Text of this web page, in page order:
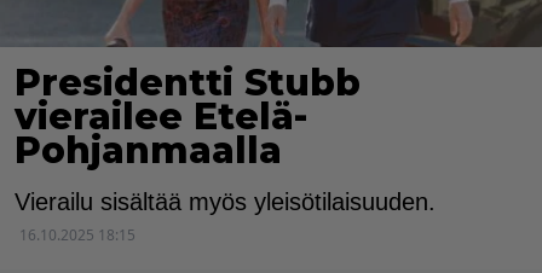
Presidentti Stubb
vierailee Etelä-
Pohjanmaalla
Vierailu sisältää myös yleisötilaisuuden.
16.10.2025 18:15